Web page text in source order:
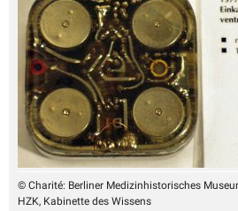
© Charité: Berliner Medizinhistorisches
HZK, Kabinette des Wissens